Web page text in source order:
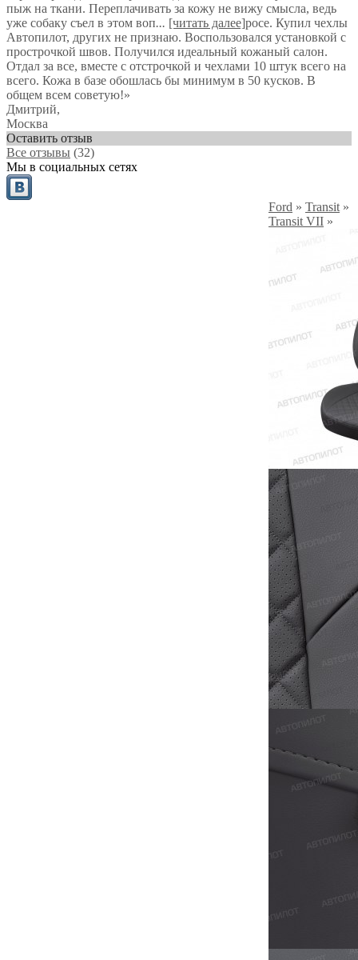
пыж на ткани. Переплачивать за кожу не вижу смысла, ведь
уже собаку съел в этом воп... [читать далее]росе. Купил чехлы
Автопилот, других не признаю. Воспользовался установкой с
прострочкой швов. Получился идеальный кожаный салон.
Отдал за все, вместе с отстрочкой и чехлами 10 штук всего на
всего. Кожа в базе обошлась бы минимум в 50 кусков. В
общем всем советую!»
Дмитрий,
Москва
Оставить отзыв
Все отзывы (32)
Мы в социальных сетях
Ford » Transit »
Transit VII »